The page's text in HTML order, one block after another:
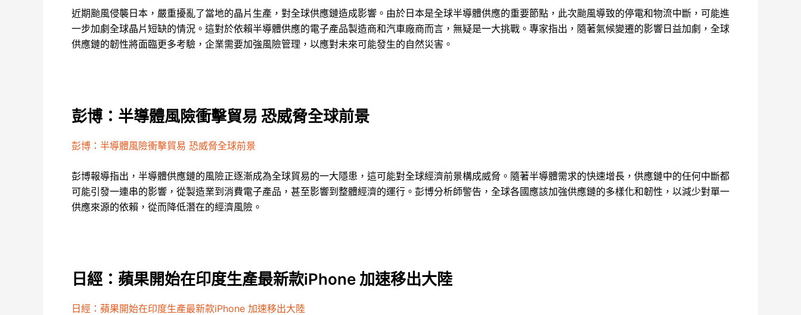
近期颱風侵襲日本，嚴重擾亂了當地的晶片生產，對全球供應鏈造成影響。由於日本是全球半導體供應的重要節點，此次颱風導致的停電和物流中斷，可能進
一步加劇全球晶片短缺的情況。這對於依賴半導體供應的電子產品製造商和汽車廠商而言，無疑是一大挑戰。專家指出，隨著氣候變遷的影響日益加劇，全球
供應鏈的韌性將面臨更多考驗，企業需要加強風險管理，以應對未來可能發生的自然災害。
彭博：半導體風險衝擊貿易 恐威脅全球前景
彭博：半導體風險衝擊貿易 恐威脅全球前景
彭博報導指出，半導體供應鏈的風險正逐漸成為全球貿易的一大隱患，這可能對全球經濟前景構成威脅。隨著半導體需求的快速增長，供應鏈中的任何中斷都
可能引發一連串的影響，從製造業到消費電子產品，甚至影響到整體經濟的運行。彭博分析師警告，全球各國應該加強供應鏈的多樣化和韌性，以減少對單一
供應來源的依賴，從而降低潛在的經濟風險。
日經：蘋果開始在印度生產最新款iPhone 加速移出大陸
日經：蘋果開始在印度生產最新款iPhone 加速移出大陸